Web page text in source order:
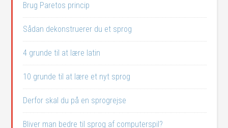
Brug Paretos princip
Sådan dekonstruerer du et sprog
4 grunde til at lære latin
10 grunde til at lære et nyt sprog
Derfor skal du på en sprogrejse
Bliver man bedre til sprog af computerspil?